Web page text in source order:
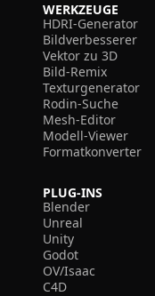
WERKZEUGE
HDRI-Generator
Bildverbesserer
Vektor zu 3D
Bild-Remix
Texturgenerator
Rodin-Suche
Mesh-Editor
Modell-Viewer
Formatkonverter
PLUG-INS
Blender
Unreal
Unity
Godot
OV/Isaac
C4D